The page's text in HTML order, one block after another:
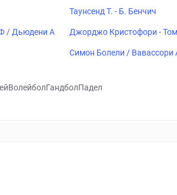
Таунсенд Т. - Б. Бенчич
/ Дьюдени А Джорджо Кристофори -
Симон Болели /
ВолейболГандболПадел